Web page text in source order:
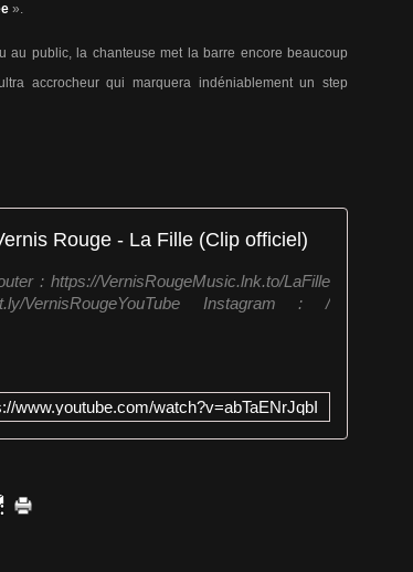
».
public, la chanteuse met la barre encore beaucoup
accrocheur qui marquera indéniablement un step
Rouge - La Fille (Clip officiel)
: https://VernisRougeMusic.lnk.to/LaFille
VernisRougeYouTube Instagram : /
www.youtube.com/watch?v=abTaENrJqbI